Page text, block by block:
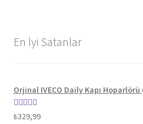
En İyi Satanlar
Orjinal IVECO Daily Kapı Hoparlörü
5 üzerinden
₺329,99